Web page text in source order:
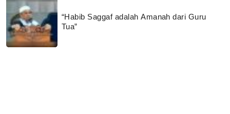
“Habib Saggaf adalah Amanah dari Guru
Tua”